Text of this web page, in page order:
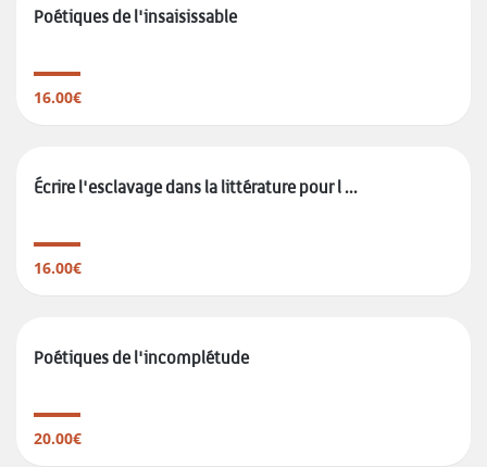
Poétiques de l'insaisissable
16.00€
Écrire l'esclavage dans la littérature pour l ...
16.00€
Poétiques de l'incomplétude
20.00€